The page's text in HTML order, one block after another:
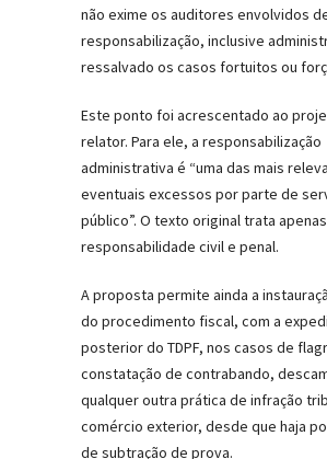
não exime os auditores envolvidos
responsabilização, inclusive
ressalvado os casos fortuitos ou
Este ponto foi acrescentado ao
relator. Para ele, a responsabilização
administrativa é “uma das mais
eventuais excessos por parte de
público”. O texto original trata
responsabilidade civil e penal.
A proposta permite ainda a
do procedimento fiscal, com a
posterior do TDPF, nos casos de
constatação de contrabando,
qualquer outra prática de infração
comércio exterior, desde que haja
de subtração de prova.